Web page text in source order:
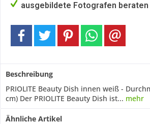
ausgebildete Fotografen beraten
Beschreibung
PRIOLITE Beauty Dish innen weiß -
cm) Der PRIOLITE Beauty Dish ist... mehr
Ähnliche Artikel